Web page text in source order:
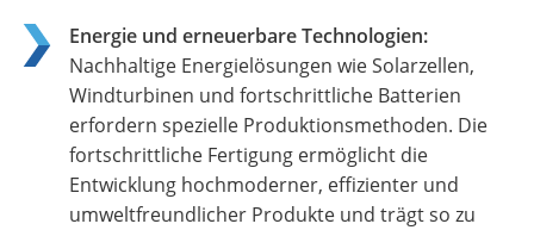
Energie und erneuerbare Technologien:
Nachhaltige Energielösungen wie Solarzellen,
Windturbinen und fortschrittliche Batterien
erfordern spezielle Produktionsmethoden. Die
fortschrittliche Fertigung ermöglicht die
Entwicklung hochmoderner, effizienter und
umweltfreundlicher Produkte und trägt so zu